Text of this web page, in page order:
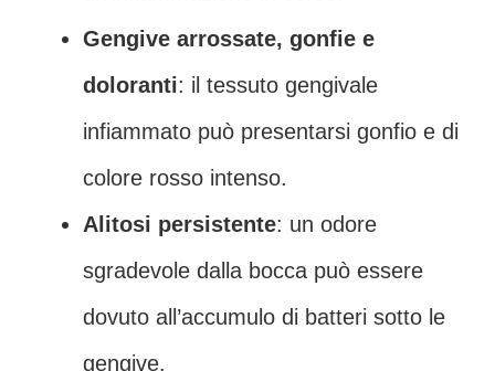
Gengive arrossate, gonfie e
doloranti: il tessuto gengivale
infiammato può presentarsi gonfio e di
colore rosso intenso.
Alitosi persistente: un odore
sgradevole dalla bocca può essere
dovuto all’accumulo di batteri sotto le
gengive.